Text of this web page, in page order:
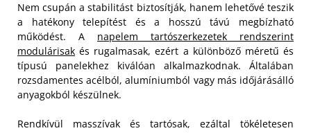
Nem csupán a stabilitást biztosítják, hanem lehetővé teszik
a hatékony telepítést és a hosszú távú megbízható
működést. A napelem tartószerkezetek rendszerint
modulárisak és rugalmasak, ezért a különböző méretű és
típusú panelekhez kiválóan alkalmazkodnak. Általában
rozsdamentes acélból, alumíniumból vagy más időjárásálló
anyagokból készülnek.
Rendkívül masszívak és tartósak, ezáltal tökéletesen